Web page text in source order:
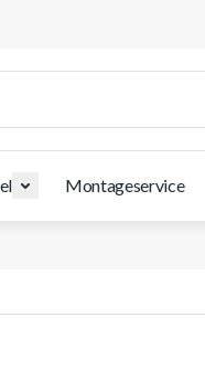
Montageservice